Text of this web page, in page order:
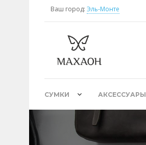
Ваш город: Эль-Монте
СУМКИ АКСЕССУАРЫ